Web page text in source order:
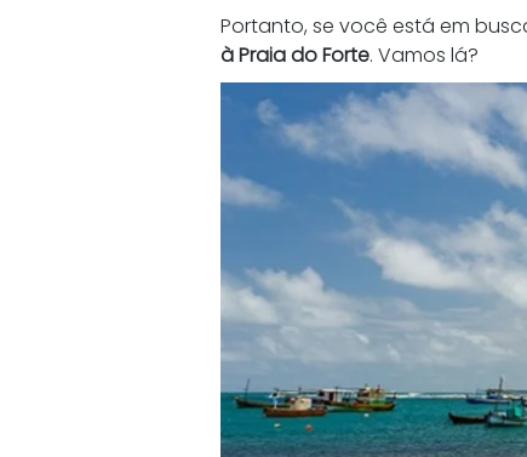
Portanto, se você está em
à Praia do Forte. Vamos lá?